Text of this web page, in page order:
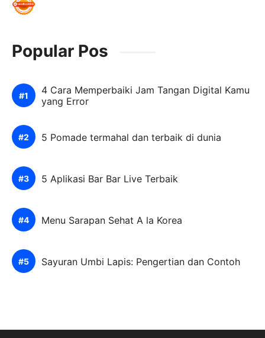
Popular Pos
4 Cara Memperbaiki Jam Tangan Digital Kamu
yang Error
5 Pomade termahal dan terbaik di dunia
5 Aplikasi Bar Bar Live Terbaik
Menu Sarapan Sehat A la Korea
Sayuran Umbi Lapis: Pengertian dan Contoh